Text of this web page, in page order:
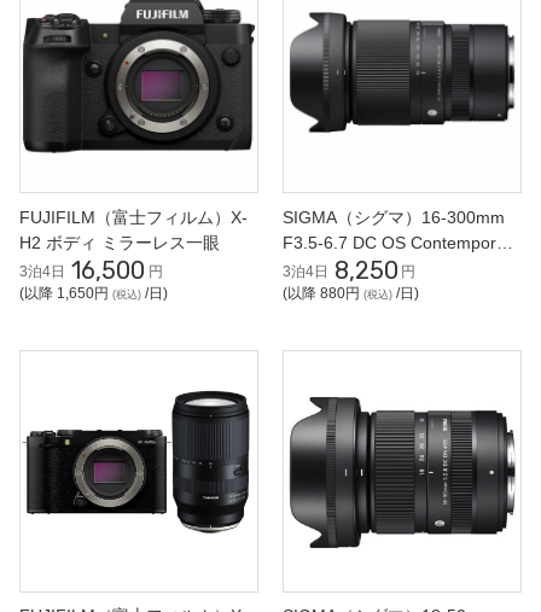
FUJIFILM（富士フィルム）X-
H2 ボディ ミラーレス一眼
3泊4日 16,500 円
(以降 1,650円 (税込) /日)
SIGMA（シグマ）16-300mm
F3.5-6.7 DC OS Contemporary
RFマウント 高倍率ズームレン
ズ
3泊4日 8,250 円
(以降 880円 (税込)/日)